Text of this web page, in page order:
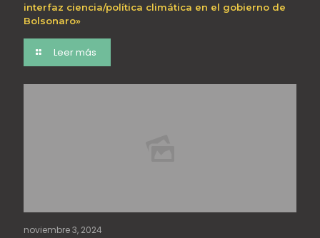
interfaz ciencia/política climática en el gobierno de
Bolsonaro»
Leer más
noviembre 3, 2024